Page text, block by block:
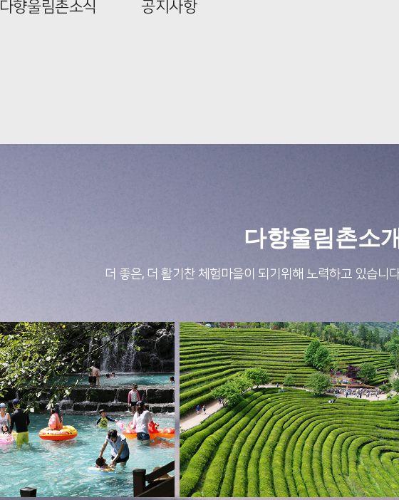
다향울림촌소식 공지사항
다향울림촌소
더 좋은, 더 활기찬 체험마을이 되기위해 노력하고 있습니